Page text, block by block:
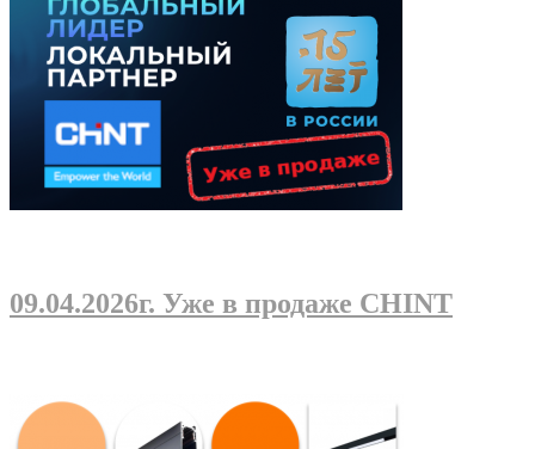
09.04.2026г. Уже в продаже CHINT